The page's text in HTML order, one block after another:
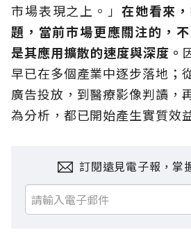
市場表現之上。」 在她看來
題，當前市場更應關注的，
是其應用擴散的速度與深度。
早已在多個產業中逐步落地；
廣告投放，到醫療影像判讀，
為分析，都已開始產生實質效
訂閱遠見電子報，掌